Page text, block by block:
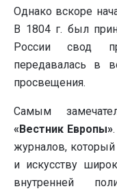
Однако вскоре
В 1804 г. был
России свод
передавалась в
просвещения.
Самым
«Вестник Европы»
журналов, который
и искусству
внутренней